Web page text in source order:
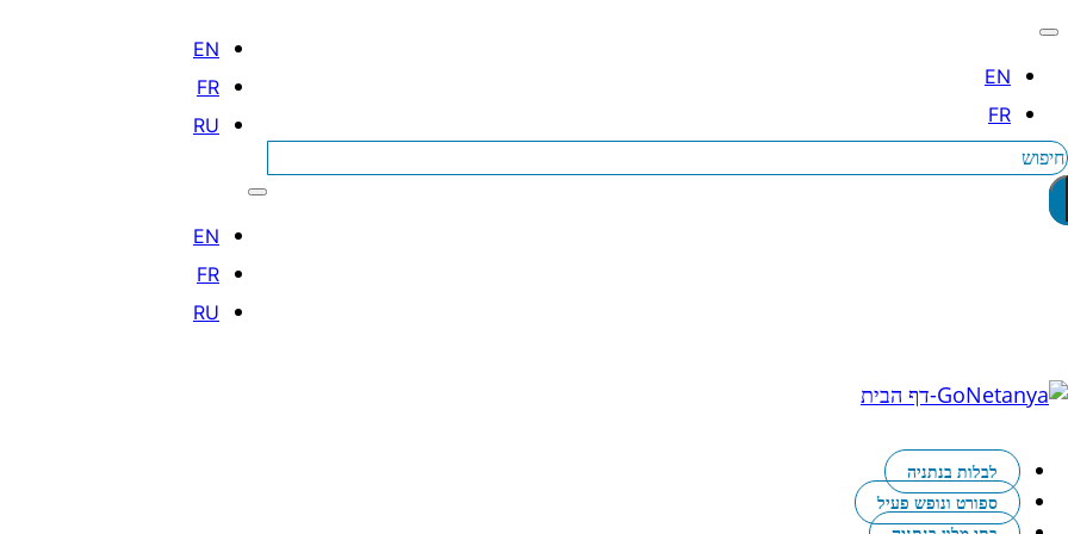
חיפוש
לבלות בנתניה
ספורט ונופש פעיל